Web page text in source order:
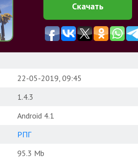
Скачать
22-05-2019, 09:45
1.4.3
Android 4.1
РПГ
95.3 Mb